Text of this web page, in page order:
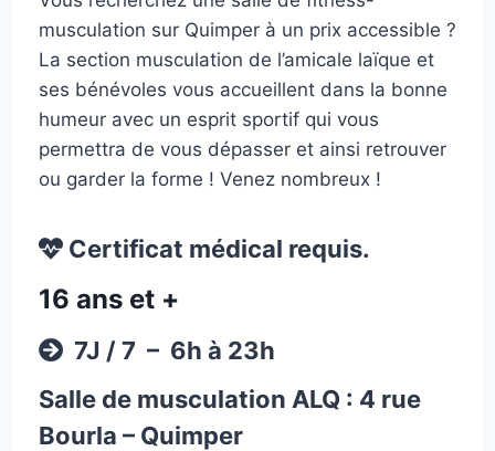
musculation sur Quimper à un prix accessible ?
La section musculation de l’amicale laïque et
ses bénévoles vous accueillent dans la bonne
humeur avec un esprit sportif qui vous
permettra de vous dépasser et ainsi retrouver
ou garder la forme ! Venez nombreux !
Certificat médical requis.
16 ans et +
7J / 7 – 6h à 23h
Salle de musculation ALQ : 4 rue
Bourla – Quimper